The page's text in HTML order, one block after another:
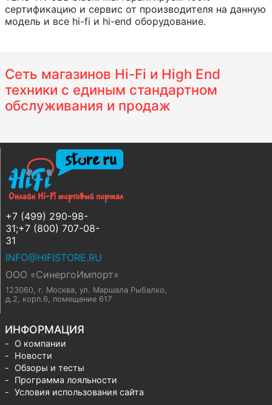
сертификацию и сервис от производителя на данную
модель и все hi-fi и hi-end оборудование.
Сеть магазинов Hi-Fi и High End
техники с единым стандартном
обслуживания и продаж
+7 (499) 290-98-
31;+7 (800) 707-08-
31
INFO@HIFISTORE.RU
ООО «СинергоИмпорт»
123060, г. Москва, ул. Маршала Рыбалко,
д.2, корп.6, помещение 617
ИНФОРМАЦИЯ
О компании
Новости
Обзоры и тесты
Программа лояльности
Условия использования сайта